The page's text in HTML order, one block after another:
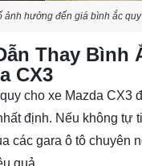
ảnh hưởng đến giá bình ắc
Thay Bình
CX3
cho xe Mazda CX3
định. Nếu không tự
các gara ô tô chuyên
quả.